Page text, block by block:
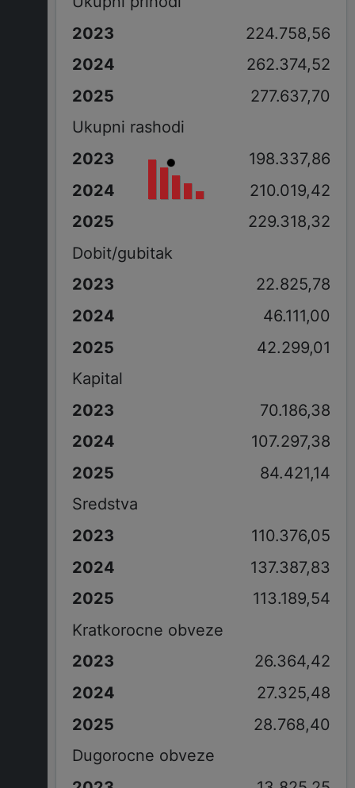
224.758,56
262.374,52
277.637,70
Ukupni rashodi
198.337,86
210.019,42
229.318,32
Dobit/gubitak
22.825,78
46.111,00
42.299,01
Kapital
70.186,38
107.297,38
84.421,14
Sredstva
110.376,05
137.387,83
113.189,54
Kratkorocne obveze
26.364,42
27.325,48
28.768,40
Dugorocne obveze